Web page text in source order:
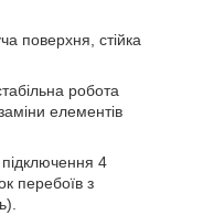
поверхня, стійка
робота
елементів
4
перебоїв з